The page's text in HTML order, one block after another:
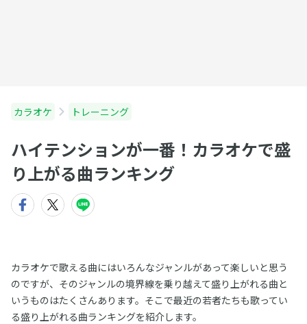
カラオケ トレーニング
ハイテンションが一番！カラオケで盛
り上がる曲ランキング
カラオケで歌える曲にはいろんなジャンルがあって楽しいと思う
のですが、そのジャンルの境界線を乗り越えて盛り上がれる曲と
いうものはたくさんあります。そこで最近の若者たちも歌ってい
る盛り上がれる曲ランキングを紹介します。